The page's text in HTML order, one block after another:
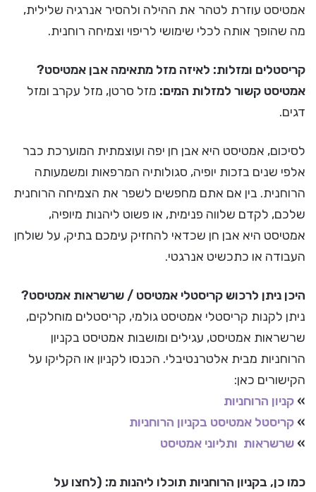
אמטיסט עוזרת לטהר את ההילה ולהסיר אנרגיה שלילית,
מה שהופך אותה לכלי שימושי לריפוי וצמיחה רוחנית.
קריסטלים ומזלות: לאיזה מזל מתאימה אבן אמטיסט?
אמטיסט קשור למזלות המים: מזל סרטן, מזל עקרב ומזל
דגים.
לסיכום, אמטיסט היא אבן חן יפה ועוצמתית המוערכת כבר
אלפי שנים בזכות יופיה, סגולותיה המרפאות ומשמעותה
הרוחנית. בין אם אתם מחפשים לשפר את הצמיחה הרוחנית
שלכם, לקדם שלווה פנימית, או פשוט ליהנות מיופיה,
אמטיסט היא אבן חן שכדאי להחזיק עימכם בתיק, על שולחן
העבודה או כתכשיט אנרגטי.
היכן ניתן לרכוש קריסטלי אמטיסט / שרשראות אמטיסט?
ניתן לקנות קריסטלי אמטיסט גולמי, קריסטלים מוחלקים,
שרשראות אמטיסט, עגילים ומושבות אמטיסט בקניון
הרוחניות מבית אלטרנטיבלי. הכנסו לקניון או הקליקו על
הקישורים כאן:
» קניון הרוחניות
» קריסטל אמטיסט בקניון הרוחניות
» שרשראות ותליוני אמטיסט
כמו כן, בקניון הרוחניות תוכלו ליהנות מ: (לחצו על